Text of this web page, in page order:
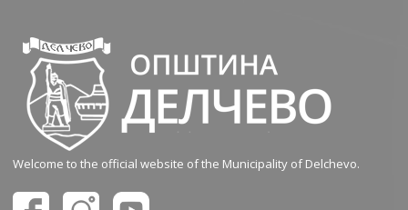
Welcome to the official website of the Municipality of Delchevo.